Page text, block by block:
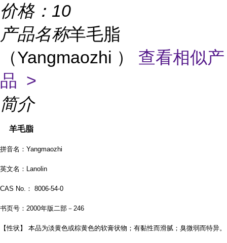
价格： 10
产品名称羊毛脂
（Yangmaozhi ） 查看相似产
品 >
简介
羊毛脂
拼音名：Yangmaozhi
英文名：Lanolin
CAS No.： 8006-54-0
书页号：2000年版二部－246
【性状】 本品为淡黄色或棕黄色的软膏状物；有黏性而滑腻；臭微弱而特异。